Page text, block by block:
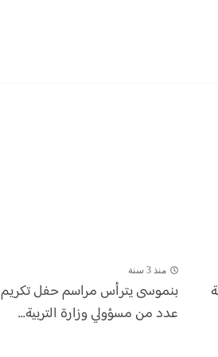
منذ 3 سنة
بنموسى يترأس مراسم حفل تكريم
عدد من مسؤولي وزارة التربية...